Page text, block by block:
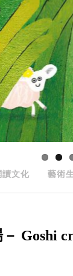
讀文化 藝術
Goshi